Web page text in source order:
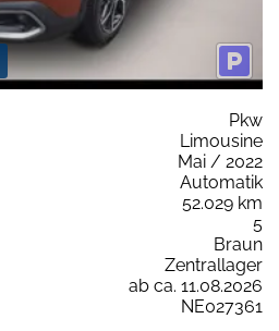
Pkw
Limousine
Mai / 2022
Automatik
52.029 km
5
Braun
Zentrallager
ab ca. 11.08.2026
NE027361